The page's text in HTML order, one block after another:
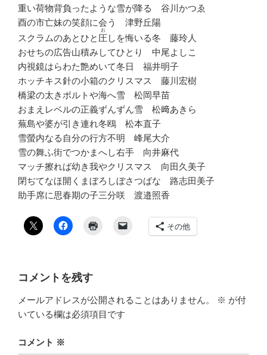
重い荷物背負ったような雪が降る 谷川かつゑ
酉の市亡妹の笑顔に会う 津野丘陽
スクラムのあとひと 圧
お
しを悔いる冬 藤玲人
おせちの広告山積みしてひとり 中尾よしこ
内視鏡はらわた艶めいて冬日 福井明子
ホッチキス針の小箱のクリスマス 藤川宏樹
橋梁の太きボルトや海へ雪 松岡早苗
おまえレベルの正義ずんずん雪 松﨑あきら
蕪島や婆が引き連れ冬鴎 松本直子
雪螢内なる自分の行方不明 峰尾大介
雪の舞ふ街でつかまへし右手 向井麻代
マッチ擦れば幼き我やクリスマス 向田久美子
閉ぢてなほ開くまぼろしぼさつばな 路志田美子
助手席に思春期の子三分咲 渡邉照香
その他
コメントを残す
メールアドレスが公開されることはありません。 ※ が付
いている欄は必須項目です
コメント ※